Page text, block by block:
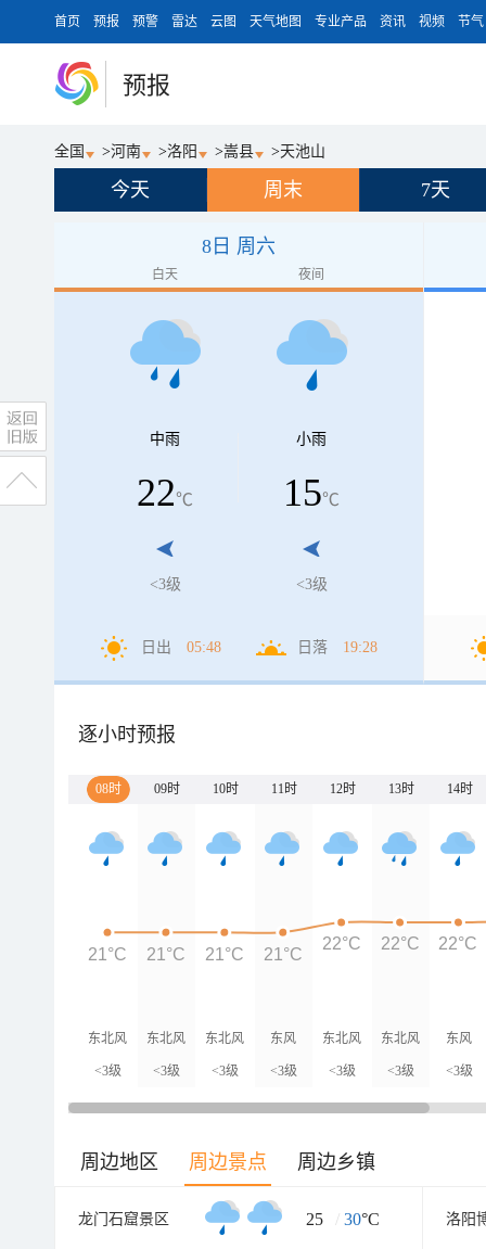
首页 预报 预警 雷达 云图 天气地图 专业产品 资讯 视频 节气
预报
全国 >河南 >洛阳 >嵩县 >天池山
今天 周末 7天
8日 周六
白天 夜间
中雨
22℃
<3级
小雨
15℃
<3级
日出 05:48 日落 19:28
逐小时预报
08时 09时 10时 11时 12时 13时 14时
东北风
<3级
东北风
<3级
东北风
<3级
东风
<3级
东北风
<3级
东北风
<3级
东风
<3级
21°C 21°C 21°C 21°C
22°C 22°C 22°C
周边地区 周边景点 周边乡镇
龙门石窟景区 25 / 30°C 洛阳